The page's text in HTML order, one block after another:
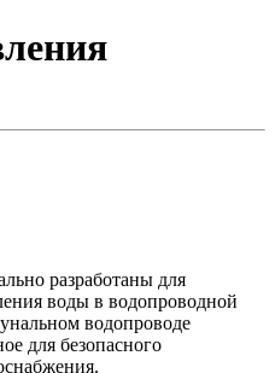
разработаны для
воды в водопроводной
водопроводе
для безопасного